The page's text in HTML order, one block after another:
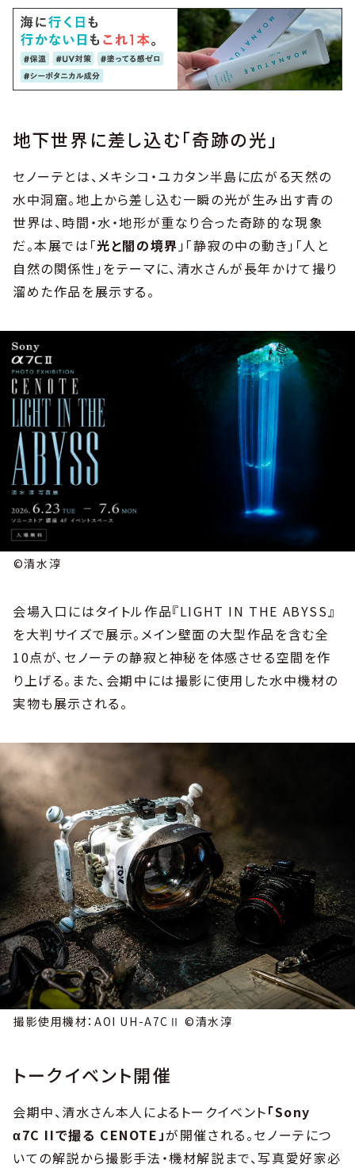
地下世界に差し込む「奇跡の光」
セノーテとは、メキシコ・ユカタン半島に広がる天然の
水中洞窟。地上から差し込む一瞬の光が生み出す青の
世界は、時間・水・地形が重なり合った奇跡的な現象
だ。本展では「光と闇の境界」「静寂の中の動き」「人と
自然の関係性」をテーマに、清水さんが長年かけて撮り
溜めた作品を展示する。
©清水淳
会場入口にはタイトル作品『LIGHT IN THE ABYSS』
を大判サイズで展示。メイン壁面の大型作品を含む全
10点が、セノーテの静寂と神秘を体感させる空間を作
り上げる。また、会期中には撮影に使用した水中機材の
実物も展示される。
撮影使用機材：AOI UH-A7CⅡ ©清水淳
トークイベント開催
会期中、清水さん本人によるトークイベント「Sony
α7C IIで撮る CENOTE」が開催される。セノーテにつ
いての解説から撮影手法・機材解説まで、写真愛好家必